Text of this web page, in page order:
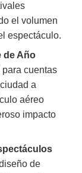
el volumen
espectáculo.
de Año
cuentas
a
aéreo
impacto
de